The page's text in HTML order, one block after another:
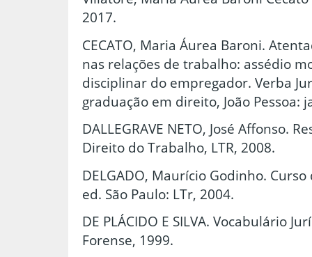
2017.
CECATO, Maria Áurea Baroni.
nas relações de trabalho: assédio
disciplinar do empregador. Verba
graduação em direito, João Pessoa:
DALLEGRAVE NETO, José Affonso.
Direito do Trabalho, LTR, 2008.
DELGADO, Maurício Godinho.
ed. São Paulo: LTr, 2004.
DE PLÁCIDO E SILVA. Vocabulário
Forense, 1999.